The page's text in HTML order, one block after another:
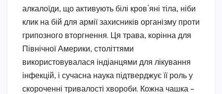
алкалоїди, що активують білі кров’яні тіла, ніби
клик на бій для армії захисників організму проти
грипозного вторгнення. Ця трава, корінна для
Північної Америки, століттями
використовувалася індіанцями для лікування
інфекцій, і сучасна наука підтверджує її роль у
скороченні тривалості хвороби. Кожна чашка –